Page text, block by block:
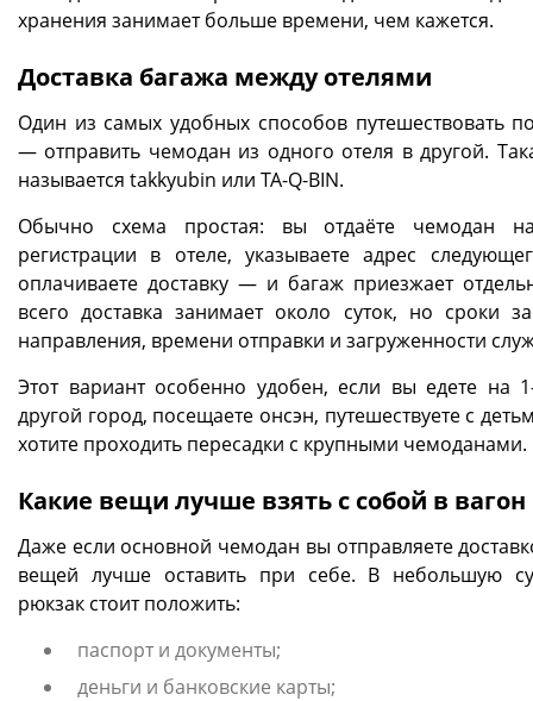
хранения занимает больше времени, чем кажется.
Доставка багажа между отелями
Один из самых удобных способов путешествовать
— отправить чемодан из одного отеля в другой.
называется takkyubin или TA-Q-BIN.
Обычно схема простая: вы отдаёте чемодан
регистрации в отеле, указываете адрес
оплачиваете доставку — и багаж приезжает
всего доставка занимает около суток, но сроки
направления, времени отправки и загруженности
Этот вариант особенно удобен, если вы едете на
другой город, посещаете онсэн, путешествуете с
хотите проходить пересадки с крупными чемоданами.
Какие вещи лучше взять с собой в вагон
Даже если основной чемодан вы отправляете
вещей лучше оставить при себе. В небольшую
рюкзак стоит положить:
паспорт и документы;
деньги и банковские карты;